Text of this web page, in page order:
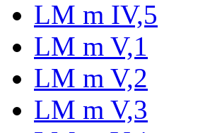
LM m IV,5
LM m V,1
LM m V,2
LM m V,3